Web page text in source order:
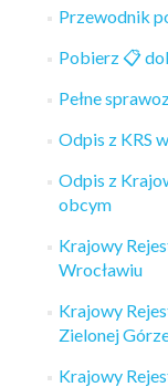
Przewodnik
Pobierz 📋️
Pełne
Odpis z KRS
Odpis z
obcym
Krajowy
Wrocławiu
Krajowy
Zielonej
Krajowy